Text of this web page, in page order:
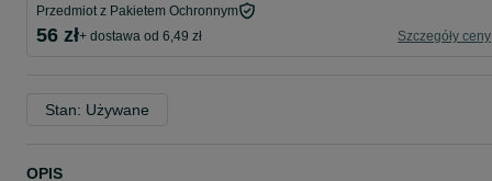
Przedmiot z Pakietem Ochronnym
56 zł+ dostawa od 6,49 zł Szczegóły ceny
Stan: Używane
OPIS